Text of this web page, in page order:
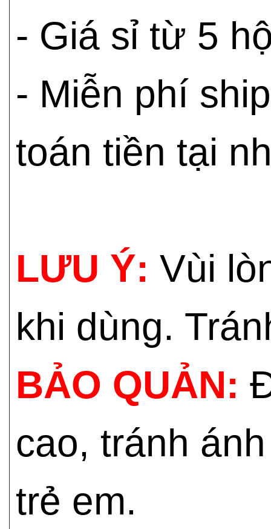
- Giá sỉ từ 5
- Miễn phí
toán tiền tại
LƯU Ý: Vùi
khi dùng.
BẢO QUẢN:
cao, tránh
trẻ em.